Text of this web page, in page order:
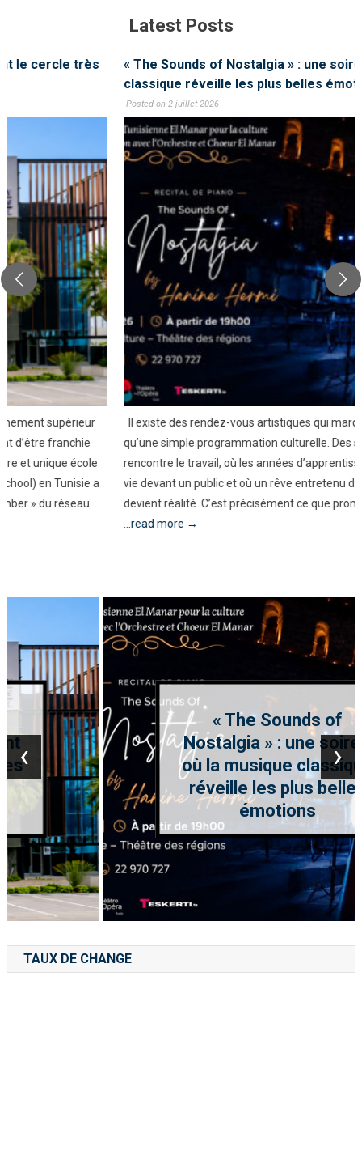
Latest Posts
« The Sounds of Nostalgia » : une soirée où la musique
classique réveille les plus belles émotions
Il existe des rendez-vous artistiques qui marquent bien davantage
qu’une simple programmation culturelle. Des soirées où le talent
rencontre le travail, où les années d’apprentissage prennent enfin
vie devant un public et où un rêve entretenu depuis l’enfance
devient réalité. C’est précisément ce que promet « The Sounds
« The Sounds of
Nostalgia » : une soirée
où la musique classique
réveille les plus belles
émotions
‹ ›
TAUX DE CHANGE